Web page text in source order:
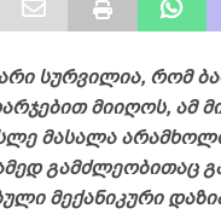
სურვილია, რომ
მიიღოს, ამ
მასალა
გამძლეობითაც
მექანიკური